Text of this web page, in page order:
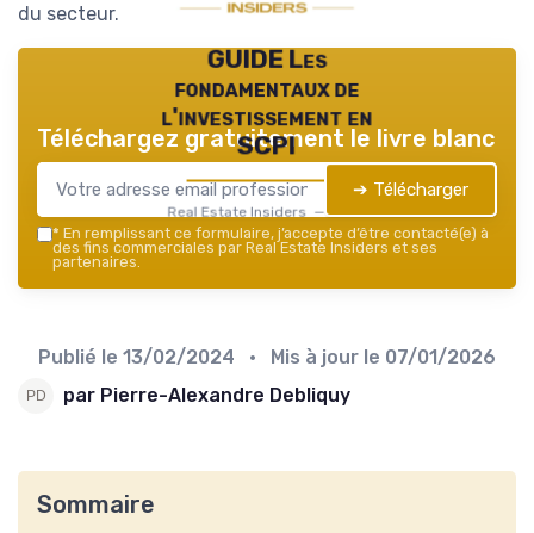
du secteur.
GUIDE Les
fondamentaux de
l'investissement en
SCPI
Real Estate Insiders — 2026
Téléchargez gratuitement le livre blanc
➔ Télécharger
* En remplissant ce formulaire, j’accepte d’être contacté(e) à
des fins commerciales par Real Estate Insiders et ses
partenaires.
Publié le 13/02/2024 • Mis à jour le 07/01/2026
par Pierre-Alexandre Debliquy
Sommaire